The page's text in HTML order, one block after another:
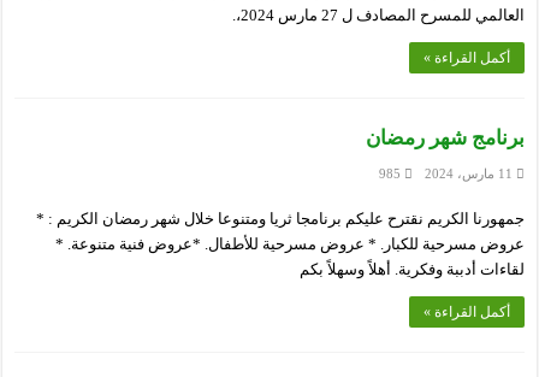
العالمي للمسرح المصادف ل 27 مارس 2024،.
أكمل القراءة »
برنامج شهر رمضان
11 مارس، 2024 985
جمهورنا الكريم نقترح عليكم برنامجا ثريا ومتنوعا خلال شهر رمضان الكريم : *
عروض مسرحية للكبار. * عروض مسرحية للأطفال. *عروض فنية متنوعة. *
لقاءات أدببة وفكرية. أهلاً وسهلاً بكم
أكمل القراءة »